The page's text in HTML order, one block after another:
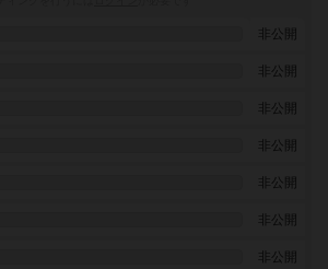
非公開
非公開
非公開
非公開
非公開
非公開
非公開